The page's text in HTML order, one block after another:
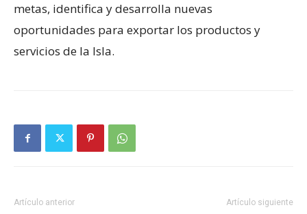
metas, identifica y desarrolla nuevas
oportunidades para exportar los productos y
servicios de la Isla.
Artículo anterior Artículo siguiente